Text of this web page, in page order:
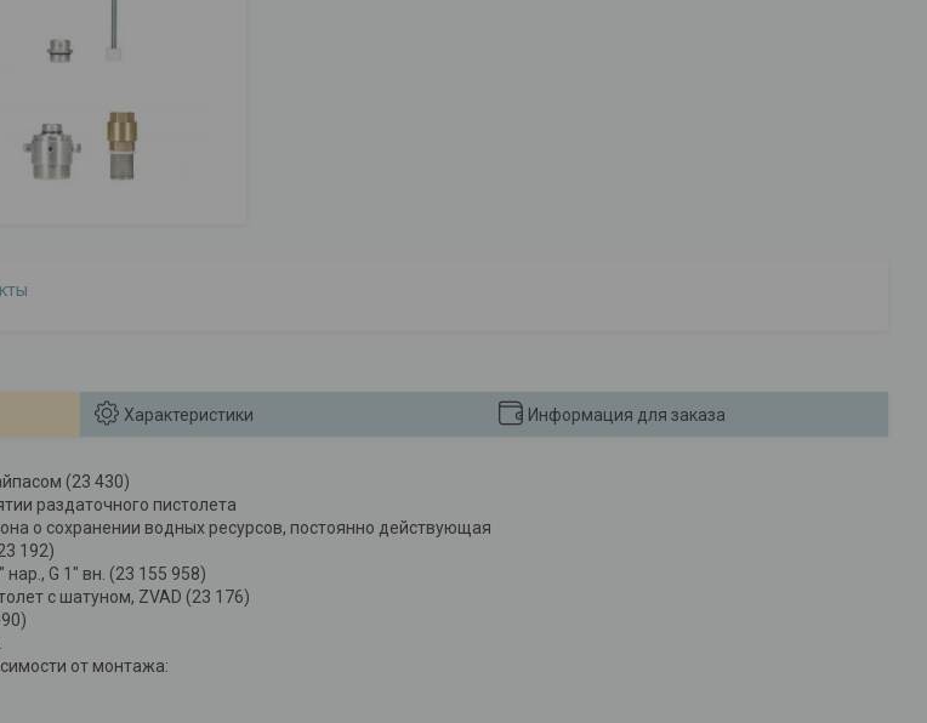
Характеристики Информация для заказа
(23 430)
раздаточного пистолета
о сохранении водных ресурсов, постоянно действующая
192)
G 1" вн. (23 155 958)
с шатуном, ZVAD (23 176)
от монтажа: